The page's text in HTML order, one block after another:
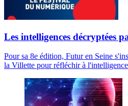
Les intelligences décryptées
Pour sa 8e édition, Futur en Seine
la Villette pour réfléchir à